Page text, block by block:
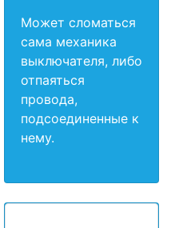
Может сломаться
сама механика
выключателя, либо
отпаяться
провода,
подсоединенные к
нему.